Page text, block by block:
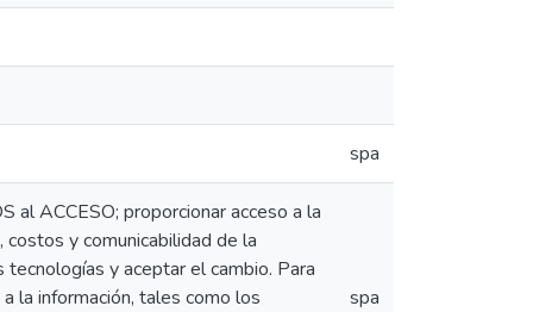
spa
al ACCESO; proporcionar acceso a la
y comunicabilidad de la
y aceptar el cambio. Para
la información, tales como los
spa